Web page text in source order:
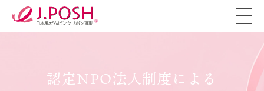
認定NPO法人制度による